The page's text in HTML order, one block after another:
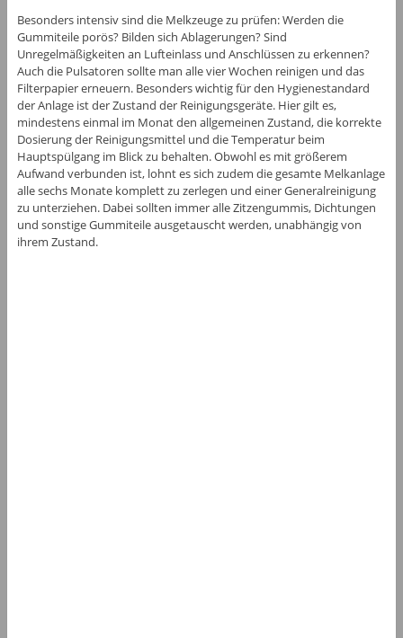
Besonders intensiv sind die Melkzeuge zu prüfen: Werden die
Gummiteile porös? Bilden sich Ablagerungen? Sind
Unregelmäßigkeiten an Lufteinlass und Anschlüssen zu erkennen?
Auch die Pulsatoren sollte man alle vier Wochen reinigen und das
Filterpapier erneuern. Besonders wichtig für den Hygienestandard
der Anlage ist der Zustand der Reinigungsgeräte. Hier gilt es,
mindestens einmal im Monat den allgemeinen Zustand, die korrekte
Dosierung der Reinigungsmittel und die Temperatur beim
Hauptspülgang im Blick zu behalten. Obwohl es mit größerem
Aufwand verbunden ist, lohnt es sich zudem die gesamte Melkanlage
alle sechs Monate komplett zu zerlegen und einer Generalreinigung
zu unterziehen. Dabei sollten immer alle Zitzengummis, Dichtungen
und sonstige Gummiteile ausgetauscht werden, unabhängig von
ihrem Zustand.